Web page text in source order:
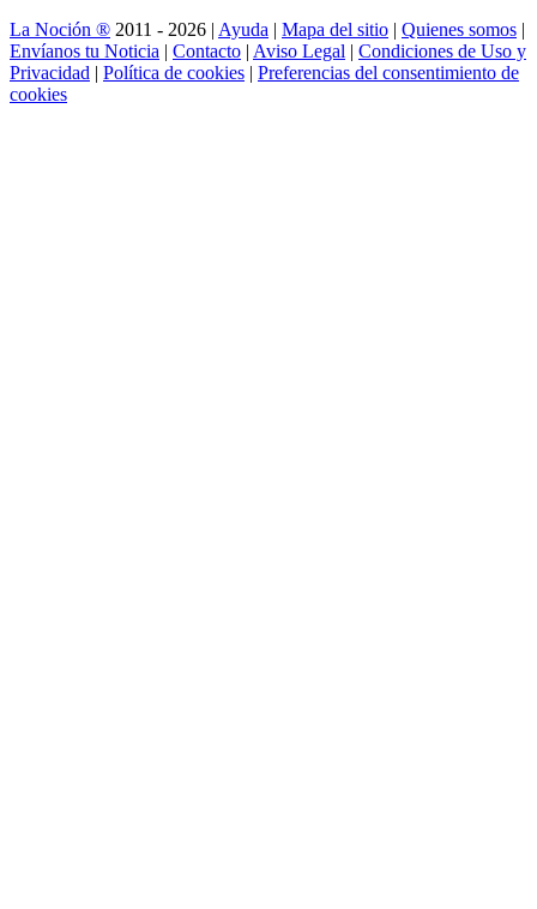
La Noción ® 2011 - 2026 | Ayuda | Mapa del sitio | Quienes somos |
Envíanos tu Noticia | Contacto | Aviso Legal | Condiciones de Uso y
Privacidad | Política de cookies | Preferencias del consentimiento de
cookies